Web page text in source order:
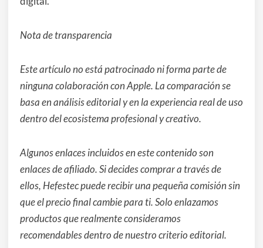
Nota de transparencia
Este artículo no está patrocinado ni forma parte de
ninguna colaboración con Apple. La comparación se
basa en análisis editorial y en la experiencia real de uso
dentro del ecosistema profesional y creativo.
Algunos enlaces incluidos en este contenido son
enlaces de afiliado. Si decides comprar a través de
ellos, Hefestec puede recibir una pequeña comisión sin
que el precio final cambie para ti. Solo enlazamos
productos que realmente consideramos
recomendables dentro de nuestro criterio editorial.